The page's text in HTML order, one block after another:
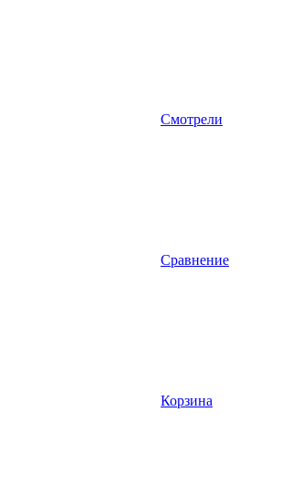
Смотрели
Сравнение
Корзина